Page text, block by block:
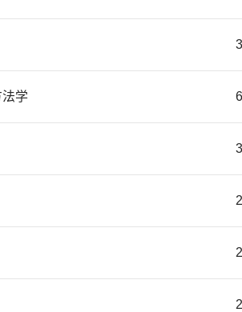
3
学 6
3
2
2
2